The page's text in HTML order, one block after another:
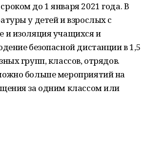
до 1 января 2021 года. В
у детей и взрослых с
и изоляция учащихся и
безопасной дистанции в 1,5
групп, классов, отрядов.
больше мероприятий на
за одним классом или